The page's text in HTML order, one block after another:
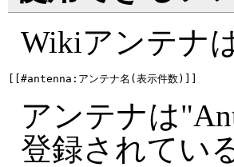
Wikiアンテナ
アンテナは
登録されてい